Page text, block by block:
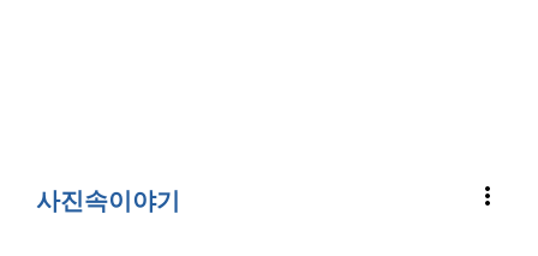
사진속이야기 more_vert